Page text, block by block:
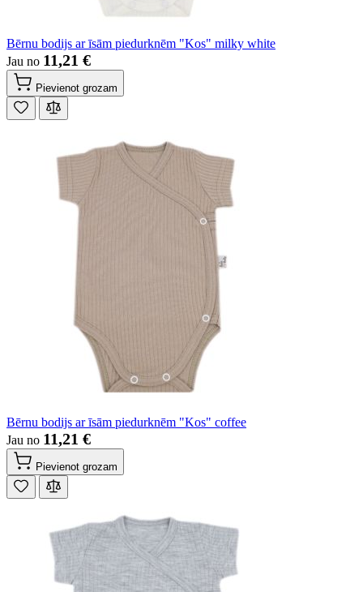
Bērnu bodijs ar īsām piedurknēm "Kos" milky white
Jau no 11,21 €
Pievienot grozam
Bērnu bodijs ar īsām piedurknēm "Kos" coffee
Jau no 11,21 €
Pievienot grozam